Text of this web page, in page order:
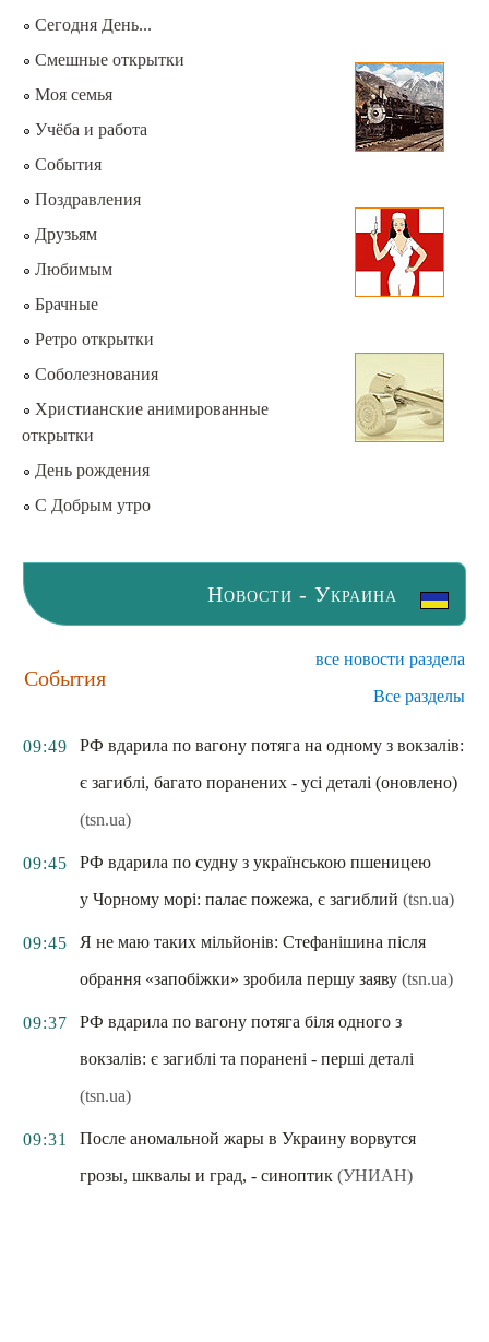
Сегодня День...
Смешные открытки
Моя семья
Учёба и работа
События
Поздравления
Друзьям
Любимым
Брачные
Ретро открытки
Соболезнования
Христианские анимированные
открытки
День рождения
С Добрым утро
Новости - Украина
События
все новости раздела
Все разделы
09:49
РФ вдарила по вагону потяга на одному з вокзалів:
є загиблі, багато поранених - усі деталі (оновлено)
(tsn.ua)
09:45
РФ вдарила по судну з українською пшеницею
у Чорному морі: палає пожежа, є загиблий (tsn.ua)
09:45
Я не маю таких мільйонів: Стефанішина після
обрання «запобіжки» зробила першу заяву (tsn.ua)
09:37
РФ вдарила по вагону потяга біля одного з
вокзалів: є загиблі та поранені - перші деталі
(tsn.ua)
09:31
После аномальной жары в Украину ворвутся
грозы, шквалы и град, - синоптик (УНИАН)